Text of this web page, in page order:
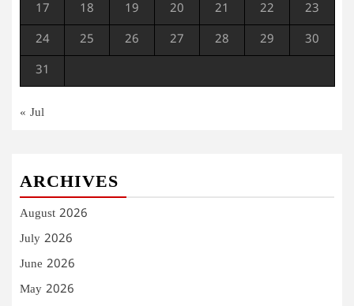
17 18 19 20 21 22 23
24 25 26 27 28 29 30
31
« Jul
ARCHIVES
August 2026
July 2026
June 2026
May 2026